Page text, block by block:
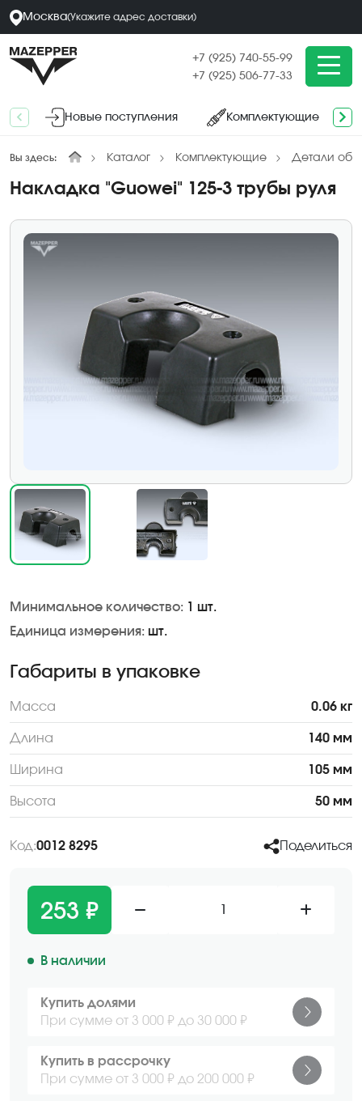
Москва(Укажите адрес доставки)
+7 (925) 740-55-99
+7 (925) 506-77-33
Новые поступления Комплектующие
Вы здесь: Каталог Комплектующие Детали
Накладка "Guowei" 125-3 трубы руля
Минимальное количество: 1 шт.
Единица измерения: шт.
Габариты в упаковке
Масса 0.06 кг
Длина 140 мм
Ширина 105 мм
Высота 50 мм
Код:0012 8295 Поделиться
253 ₽
В наличии
Купить долями
При сумме от 3 000 ₽ до 30 000 ₽
Купить в рассрочку
При сумме от 3 000 ₽ до 200 000 ₽